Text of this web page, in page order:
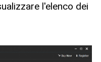
l'elenco dei